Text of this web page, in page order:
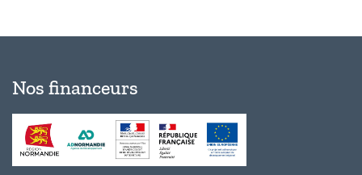
Nos financeurs